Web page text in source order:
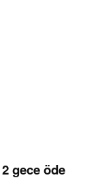
gece öde